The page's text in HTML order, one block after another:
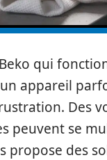
qui
appareil
Des
peuvent se
propose des